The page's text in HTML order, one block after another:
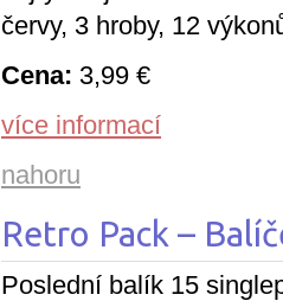
červy, 3 hroby, 12
Cena: 3,99 €
více informací
nahoru
Retro Pack –
Poslední balík 15